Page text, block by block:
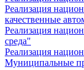
Реализация
качественные
Реализация
среда"
Реализация
Муниципальные